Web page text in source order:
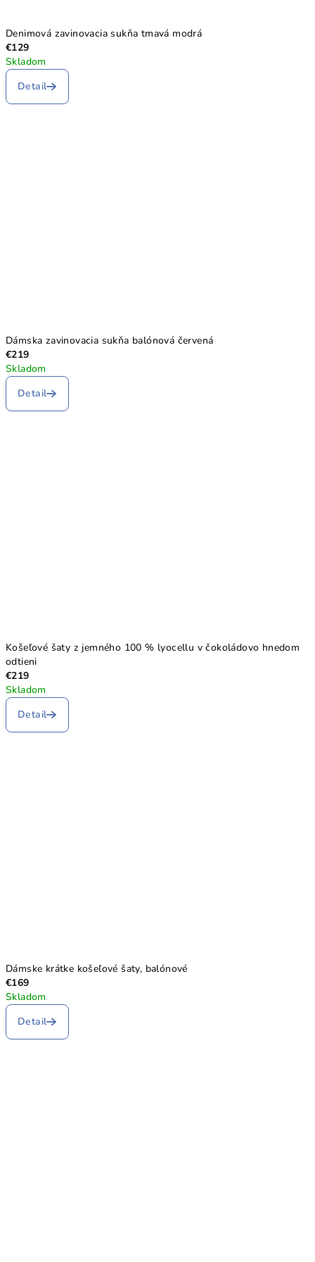
Denimová zavinovacia sukňa tmavá modrá
€129
Skladom
Detail
Dámska zavinovacia sukňa balónová červená
€219
Skladom
Detail
Košeľové šaty z jemného 100 % lyocellu v čokoládovo hnedom
odtieni
€219
Skladom
Detail
Dámske krátke košeľové šaty, balónové
€169
Skladom
Detail